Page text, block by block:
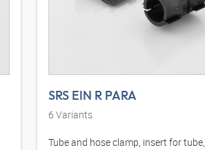
SRS EIN R PARA
6 Variants
Tube and hose clamp, insert for tube,